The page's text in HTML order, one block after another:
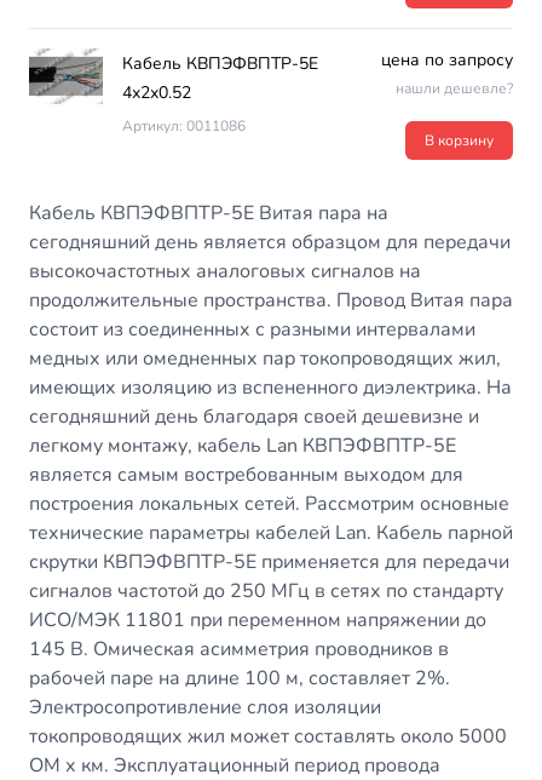
Кабель КВПЭФВПТР-5Е
4х2х0.52
Артикул: 0011086
цена по запросу
нашли дешевле?
В корзину
Кабель КВПЭФВПТР-5Е Витая пара на
сегодняшний день является образцом для передачи
высокочастотных аналоговых сигналов на
продолжительные пространства. Провод Витая пара
состоит из соединенных с разными интервалами
медных или омедненных пар токопроводящих жил,
имеющих изоляцию из вспененного диэлектрика. На
сегодняшний день благодаря своей дешевизне и
легкому монтажу, кабель Lan КВПЭФВПТР-5Е
является самым востребованным выходом для
построения локальных сетей. Рассмотрим основные
технические параметры кабелей Lan. Кабель парной
скрутки КВПЭФВПТР-5Е применяется для передачи
сигналов частотой до 250 МГц в сетях по стандарту
ИСО/МЭК 11801 при переменном напряжении до
145 В. Омическая асимметрия проводников в
рабочей паре на длине 100 м, составляет 2%.
Электросопротивление слоя изоляции
токопроводящих жил может составлять около 5000
ОМ х км. Эксплуатационный период провода